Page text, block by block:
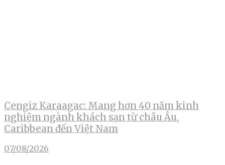
Cengiz Karaagac: Mang hơn 40 năm kinh
nghiệm ngành khách sạn từ châu Âu,
Caribbean đến Việt Nam
07/08/2026